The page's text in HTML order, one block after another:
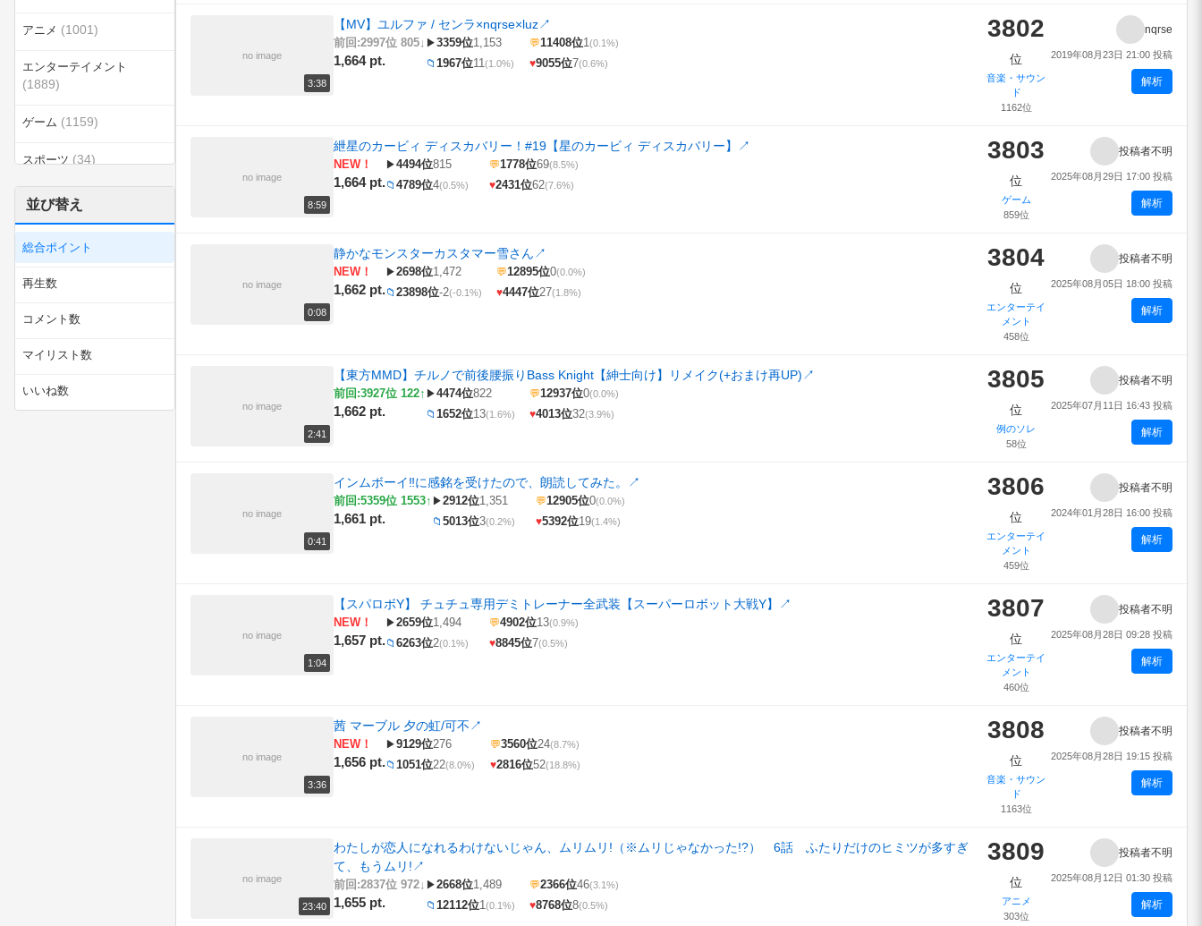
アニメ (1001)
エンターテイメント
(1889)
ゲーム (1159)
スポーツ (34)
ダンス(329)
ラジオ(105)
例のソレ
動物 (63)
技術・工作
並び替え
総合ポイント
再生数
コメント数
マイリスト数
いいね数
no image
3:38
【MV】ユルファ / センラ×nqrse×luz↗
前回:2997位 805↓
1,664 pt.
▶3359位1,153 💬11408位1(0.1%)
📁 1967位11(1.0%) ♥9055位7(0.6%)
3802
位
音楽・サウン
ド
1162位
nqrse
2019年08月23日 21:00 投稿
解析
no image
8:59
紲星のカービィ ディスカバリー！#19【星のカービィ ディスカバリー】 ↗
NEW！
1,664 pt.
▶4494位815 💬1778位69(8.5%)
📁 4789位4(0.5%) ♥2431位62(7.6%)
3803
位
ゲーム
859位
投稿者不明
2025年08月29日 17:00 投稿
解析
no image
0:08
静かなモンスターカスタマー雪さん↗
NEW！
1,662 pt.
▶2698位1,472 💬12895位0(0.0%)
📁 23898位-2(-0.1%) ♥4447位27(1.8%)
3804
位
エンターテイ
メント
458位
投稿者不明
2025年08月05日 18:00 投稿
解析
no image
2:41
【東方MMD】チルノで前後腰振りBass Knight【紳士向け】リメイク(+おまけ再UP)↗
前回:3927位 122↑
1,662 pt.
▶4474位822 💬12937位0(0.0%)
📁 1652位13(1.6%) ♥4013位32(3.9%)
3805
位
例のソレ
58位
投稿者不明
2025年07月11日 16:43 投稿
解析
no image
0:41
インムボーイ‼️に感銘を受けたので、朗読してみた。 ↗
前回:5359位 1553↑
1,661 pt.
▶2912位1,351 💬12905位0(0.0%)
📁 5013位3(0.2%) ♥5392位19(1.4%)
3806
位
エンターテイ
メント
459位
投稿者不明
2024年01月28日 16:00 投稿
解析
no image
1:04
【スパロボY】 チュチュ専用デミトレーナー全武装【スーパーロボット大戦Y】 ↗
NEW！
1,657 pt.
▶2659位1,494 💬4902位13(0.9%)
📁 6263位2(0.1%) ♥8845位7(0.5%)
3807
位
エンターテイ
メント
460位
投稿者不明
2025年08月28日 09:28 投稿
解析
no image
3:36
茜 マーブル 夕の虹/可不↗
NEW！
1,656 pt.
▶9129位276 💬3560位24(8.7%)
📁 1051位22(8.0%) ♥2816位52(18.8%)
3808
位
音楽・サウン
ド
1163位
投稿者不明
2025年08月28日 19:15 投稿
解析
no image
23:40
わたしが恋人になれるわけないじゃん、ムリムリ!（※ムリじゃなかった!?） 6話 ふたりだけのヒミツが多すぎ
て、もうムリ!↗
前回:2837位 972↓
1,655 pt.
▶2668位1,489 💬2366位46(3.1%)
📁 12112位1(0.1%) ♥8768位8(0.5%)
3809
位
アニメ
303位
投稿者不明
2025年08月12日 01:30 投稿
解析